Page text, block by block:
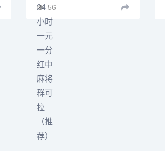
麻将群，爆炸码（俗称：一码全
56